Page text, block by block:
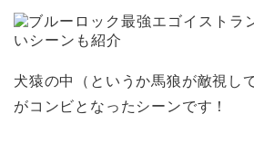
犬猿の中（というか馬狼が敵視し
がコンビとなったシーンです！